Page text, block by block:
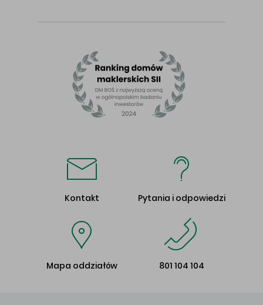
Kontakt Pytania i odpowiedzi
Mapa oddziałów 801 104 104